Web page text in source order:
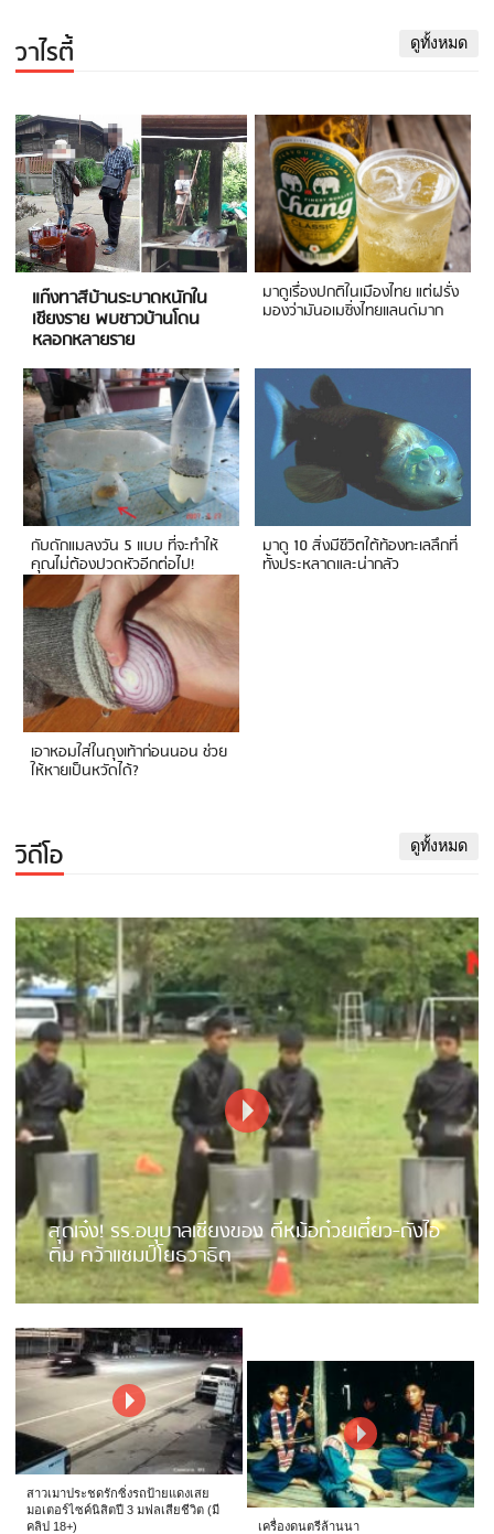
วาไรตี้ ดูทั้งหมด
แก๊งทาสีบ้านระบาดหนักใน
เชียงราย พบชาวบ้านโดน
หลอกหลายราย
มาดูเรื่องปกติในเมืองไทย แต่ฝรั่ง
มองว่ามันอเมซิ่งไทยแลนด์มาก
กับดักแมลงวัน 5 แบบ ที่จะทำให้
คุณไม่ต้องปวดหัวอีกต่อไป!
มาดู 10 สิ่งมีชีวิตใต้ท้องทะเลลึกที่
ทั้งประหลาดและน่ากลัว
เอาหอมใส่ในถุงเท้าก่อนนอน ช่วย
ให้หายเป็นหวัดได้?
วิดีโอ ดูทั้งหมด
สุดเจ๋ง! รร.อนุบาลเชียงของ ตีหม้อก๋วยเตี๋ยว-ถังไอ
ติม คว้าแชมป์โยธวาธิต
สาวเมาประชดรักซิ่งรถป้ายแดงเสย
มอเตอร์ไซค์นิสิตปี 3 มฟลเสียชีวิต (มี
คลิป 18+)
เครื่องดนตรีล้านนา